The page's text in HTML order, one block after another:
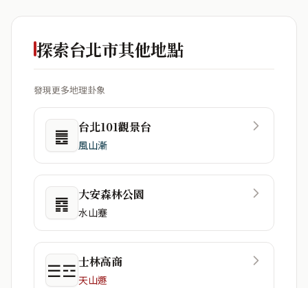
探索台北市其他地點
發現更多地理卦象
䷌ 台北101觀景台
風山漸
䷴ 大安森林公園
水山蹇
☰☲士林高商
天山遯